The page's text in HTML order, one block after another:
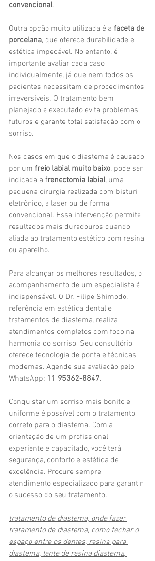
convencional.
Outra opção muito utilizada é a faceta de
porcelana, que oferece durabilidade e
estética impecável. No entanto, é
importante avaliar cada caso
individualmente, já que nem todos os
pacientes necessitam de procedimentos
irreversíveis. O tratamento bem
planejado e executado evita problemas
futuros e garante total satisfação com o
sorriso.
Nos casos em que o diastema é causado
por um freio labial muito baixo, pode ser
indicada a frenectomia labial, uma
pequena cirurgia realizada com bisturi
eletrônico, a laser ou de forma
convencional. Essa intervenção permite
resultados mais duradouros quando
aliada ao tratamento estético com resina
ou aparelho.
Para alcançar os melhores resultados, o
acompanhamento de um especialista é
indispensável. O Dr. Filipe Shimodo,
referência em estética dental e
tratamentos de diastema, realiza
atendimentos completos com foco na
harmonia do sorriso. Seu consultório
oferece tecnologia de ponta e técnicas
modernas. Agende sua avaliação pelo
WhatsApp: 11 95362-8847.
Conquistar um sorriso mais bonito e
uniforme é possível com o tratamento
correto para o diastema. Com a
orientação de um profissional
experiente e capacitado, você terá
segurança, conforto e estética de
excelência. Procure sempre
atendimento especializado para garantir
o sucesso do seu tratamento.
tratamento de diastema, onde fazer
tratamento de diastema, como fechar o
espaço entre os dentes, resina para
diastema, lente de resina diastema,